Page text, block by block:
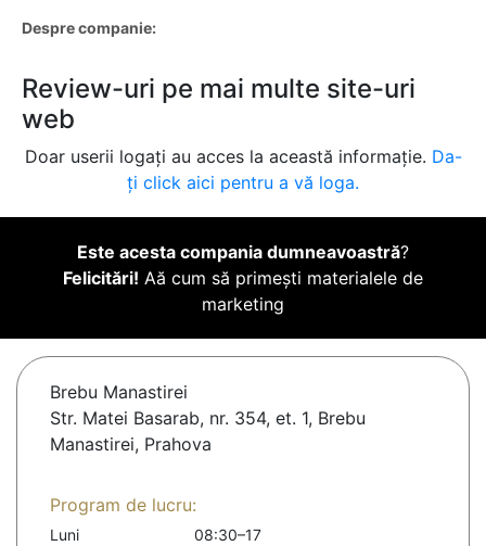
Despre companie:
Review-uri pe mai multe site-uri
web
Doar userii logați au acces la această informație. Da-
ți click aici pentru a vă loga.
Este acesta compania dumneavoastră?
Felicitări! Aă cum să primești materialele de
marketing
Brebu Manastirei
Str. Matei Basarab, nr. 354, et. 1, Brebu
Manastirei, Prahova
Program de lucru:
Luni
08:30–17